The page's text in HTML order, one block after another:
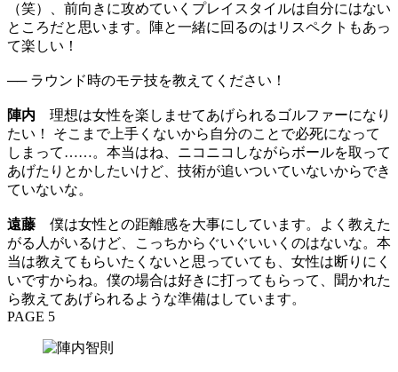
（笑）、前向きに攻めていくプレイスタイルは自分にはない
ところだと思います。陣と一緒に回るのはリスペクトもあっ
て楽しい！
── ラウンド時のモテ技を教えてください！
陣内 理想は女性を楽しませてあげられるゴルファーになり
たい！ そこまで上手くないから自分のことで必死になって
しまって……。本当はね、ニコニコしながらボールを取って
あげたりとかしたいけど、技術が追いついていないからでき
ていないな。
遠藤 僕は女性との距離感を大事にしています。よく教えた
がる人がいるけど、こっちからぐいぐいいくのはないな。本
当は教えてもらいたくないと思っていても、女性は断りにく
いですからね。僕の場合は好きに打ってもらって、聞かれた
ら教えてあげられるような準備はしています。
PAGE 5